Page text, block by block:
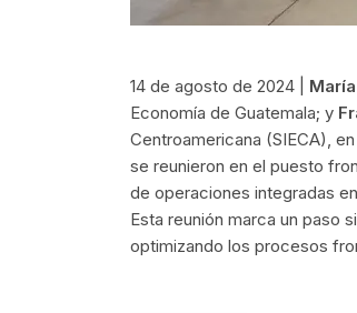
14 de agosto de 2024 |
Economía de Guatemala; y
Centroamericana (SIECA),
se reunieron en el puesto
de operaciones integradas
Esta reunión marca un paso
optimizando los procesos